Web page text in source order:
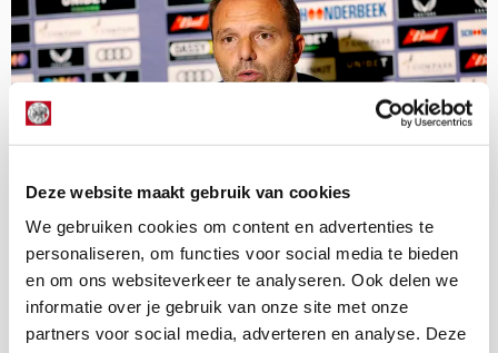
Deze website maakt gebruik van cookies
We gebruiken cookies om content en advertenties te
personaliseren, om functies voor social media te bieden
en om ons websiteverkeer te analyseren. Ook delen we
informatie over je gebruik van onze site met onze
partners voor social media, adverteren en analyse. Deze
Supportersgroeperingen vragen